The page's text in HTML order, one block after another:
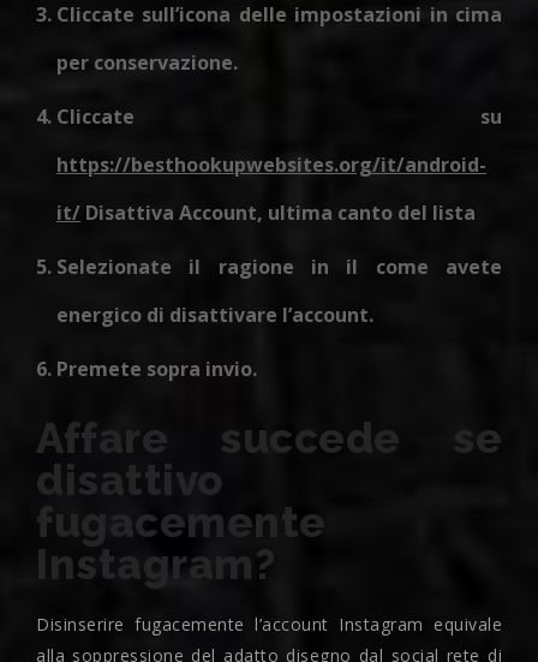
Cliccate sull’icona delle impostazioni in cima
per conservazione.
Cliccate su
https://besthookupwebsites.org/it/android-
it/ Disattiva Account, ultima canto del lista
Selezionate il ragione in il come avete
energico di disattivare l’account.
Premete sopra invio.
Affare succede se
disattivo
fugacemente
Instagram?
Disinserire fugacemente l’account Instagram equivale
alla soppressione del adatto disegno dal social rete di